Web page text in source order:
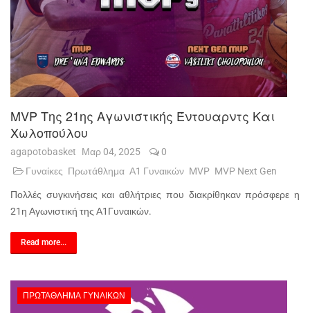
MVP Της 21ης Αγωνιστικής Έντουαρντς Και
Χωλοπούλου
agapotobasket Μαρ 04, 2025
0
Γυναίκες Πρωτάθλημα Α1 Γυναικών MVP MVP Next Gen
Πολλές συγκινήσεις και αθλήτριες που διακρίθηκαν πρόσφερε η
21η Αγωνιστική της Α1Γυναικών.
Read more...
ΠΡΩΤΆΘΛΗΜΑ ΓΥΝΑΙΚΏΝ